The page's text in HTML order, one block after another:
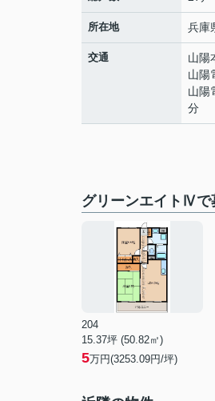
所在地 兵庫
交通 山陽
山陽
山陽
分
グリーンエイトⅣで
204
15.37坪 (50.82㎡)
5万円(3253.09円/坪)